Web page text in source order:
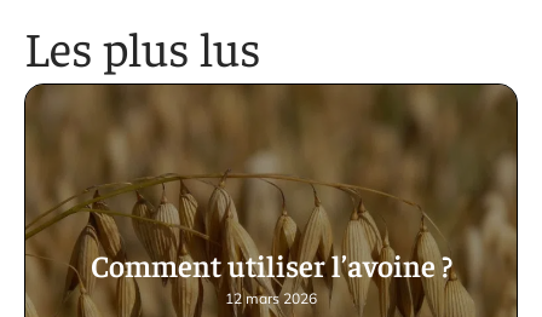
Les plus lus
Comment utiliser l’avoine ?
12 mars 2026